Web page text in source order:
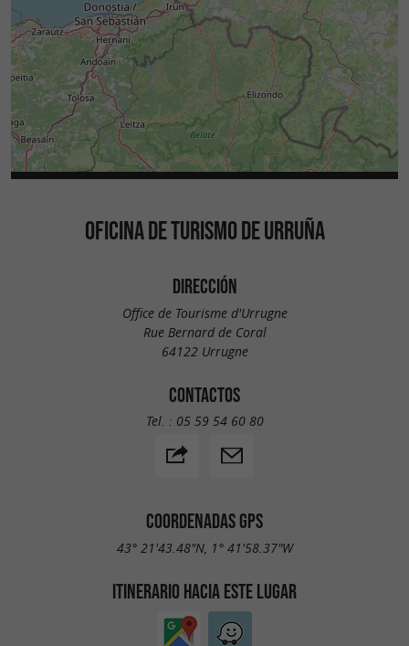
OFICINA DE TURISMO DE URRUÑA
DIRECCIÓN
Office de Tourisme d'Urrugne
Rue Bernard de Coral
64122 Urrugne
CONTACTOS
Tel. : 05 59 54 60 80
COORDENADAS GPS
43° 21'43.48"N, 1° 41'58.37"W
ITINERARIO HACIA ESTE LUGAR